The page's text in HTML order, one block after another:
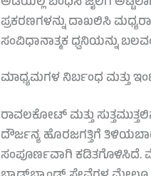
ಪ್ರಕರಣಗಳನ್ನು ದಾಖಲಿಸಿ
ಸಂವಿಧಾನಾತ್ಮಕ ಧ್ವನಿಯನ್ನು
ಮಾಧ್ಯಮಗಳ ನಿರ್ಬಂಧ ಮತ್ತು
ರಾವಲಕೋಟ್ ಮತ್ತು
ದೌರ್ಜನ್ಯ ಹೊರಜಗತ್ತಿಗೆ
ಸಂಪೂರ್ಣವಾಗಿ ಕಡಿತಗೊಳಿಸಿದೆ.